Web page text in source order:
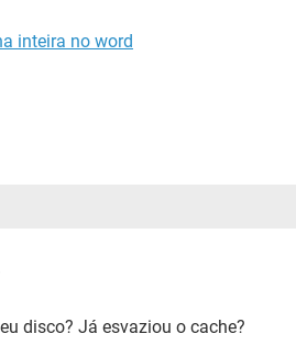
inteira no word
disco? Já esvaziou o cache?